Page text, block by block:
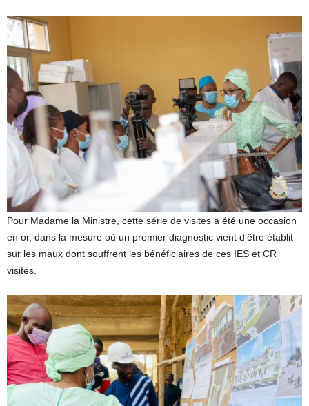
Pour Madame la Ministre, cette série de visites a été une occasion
en or, dans la mesure où un premier diagnostic vient d’être établit
sur les maux dont souffrent les bénéficiaires de ces IES et CR
visités.